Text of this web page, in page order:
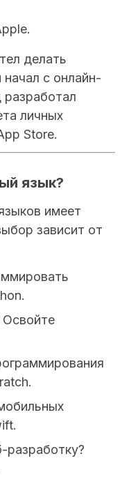
делать
с онлайн-
разработал
личных
Store.
язык?
имеет
зависит от
Освойте